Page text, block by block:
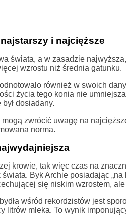
i najcięższe
świata, a w zasadzie
wzrostu niż średnia gatunku.
również w swoich
życia tego konia nie
dosiadany.
zwrócić uwagę na
norma.
krowie, tak więc czas na
Byk Archie posiadając
się niskim wzrostem,
wśród rekordzistów jest
litrów mleka. To wynik